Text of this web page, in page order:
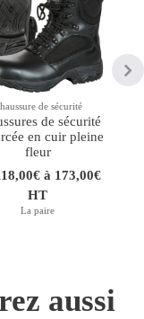
de sécurité
de sécurité
en cuir pleine
fleur
à 173,00€
HT
La paire
aussi